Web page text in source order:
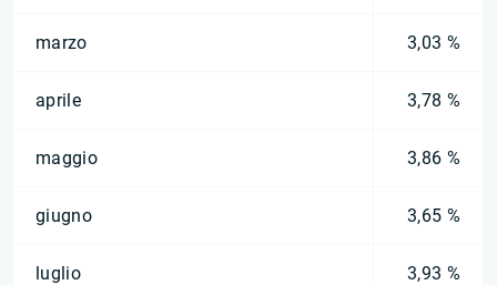
marzo 3,03 %
aprile 3,78 %
maggio 3,86 %
giugno 3,65 %
luglio 3,93 %